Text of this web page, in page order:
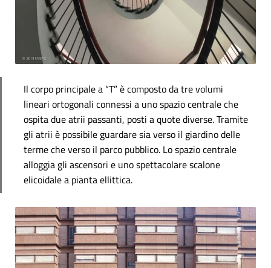
Il corpo principale a “T” è composto da tre volumi
lineari ortogonali connessi a uno spazio centrale che
ospita due atrii passanti, posti a quote diverse. Tramite
gli atrii è possibile guardare sia verso il giardino delle
terme che verso il parco pubblico. Lo spazio centrale
alloggia gli ascensori e uno spettacolare scalone
elicoidale a pianta ellittica.